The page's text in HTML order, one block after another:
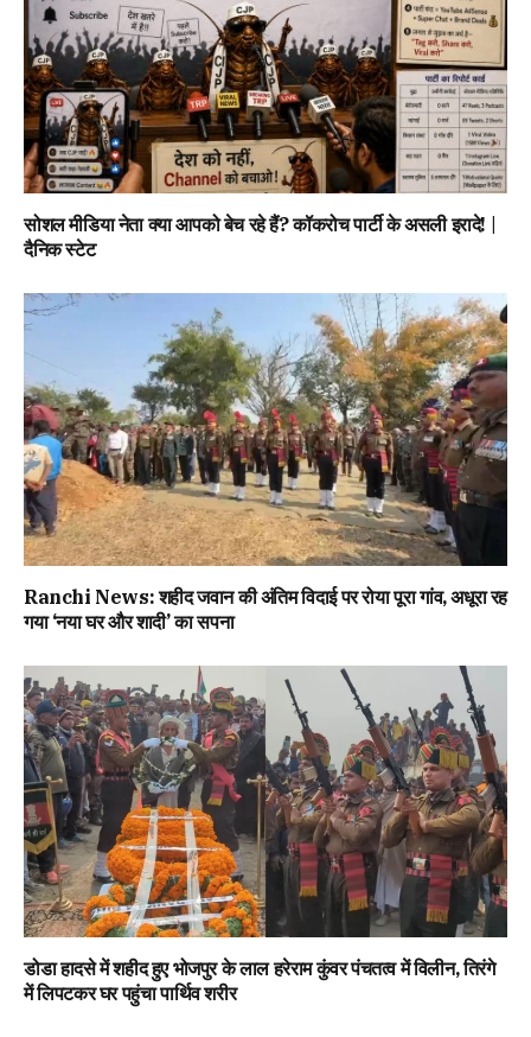
सोशल मीडिया नेता क्या आपको बेच रहे हैं? कॉकरोच पार्टी के असली इरादे! |
दैनिक स्टेट
Ranchi News: शहीद जवान की अंतिम विदाई पर रोया पूरा गांव, अधूरा रह
गया ‘नया घर और शादी’ का सपना
डोडा हादसे में शहीद हुए भोजपुर के लाल हरेराम कुंवर पंचतत्व में विलीन, तिरंगे
में लिपटकर घर पहुंचा पार्थिव शरीर